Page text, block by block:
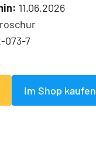
11.06.2026
073-7
Im Shop kaufen